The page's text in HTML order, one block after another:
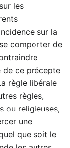
les
sur la
comporter de
de ce précepte
règle libérale
règles,
ou religieuses,
une
que soit le